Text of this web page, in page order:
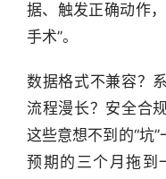
据、触发正确动作
手术”。
数据格式不兼容？
流程漫长？安全合
这些意想不到的“坑
预期的三个月拖到